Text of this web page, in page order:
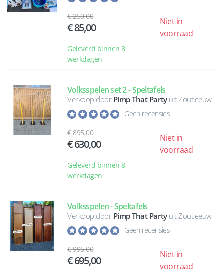
250,00
85,00
Geleverd binnen 8
werkdagen
Niet in
voorraad
Volksspelen set 2 - Speltafels
Verkoop door Pimp That Partyuit Zoutleeuw
Geen recensies
895,00
630,00
Geleverd binnen 8
werkdagen
Niet in
voorraad
Volksspelen - Speltafels
Verkoop door Pimp That Partyuit Zoutleeuw
Geen recensies
995,00
695,00
Niet in
voorraad